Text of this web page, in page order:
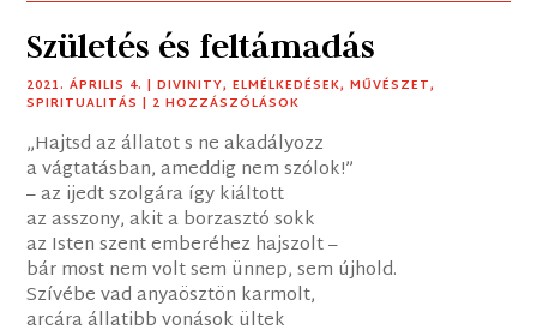
Születés és feltámadás
2021. ÁPRILIS 4. |DIVINITY,ELMÉLKEDÉSEK,MŰVÉSZET,
SPIRITUALITÁS | 2 HOZZÁSZÓLÁSOK
„Hajtsd az állatot s ne akadályozz
a vágtatásban, ameddig nem szólok!”
– az ijedt szolgára így kiáltott
az asszony, akit a borzasztó sokk
az Isten szent emberéhez hajszolt –
bár most nem volt sem ünnep, sem újhold.
Szívébe vad anyaösztön karmolt,
arcára állatibb vonások ültek